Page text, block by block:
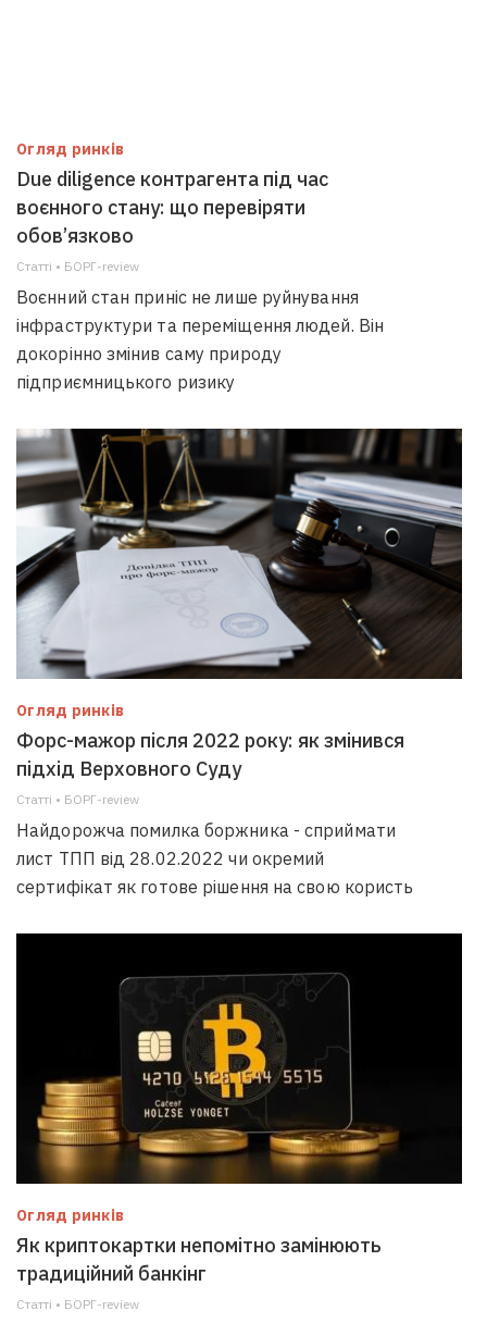
Огляд ринків
Due diligence контрагента під час
воєнного стану: що перевіряти
обов’язково
Статті • БОРГ-review
Воєнний стан приніс не лише руйнування
інфраструктури та переміщення людей. Він
докорінно змінив саму природу
підприємницького ризику
Огляд ринків
Форс-мажор після 2022 року: як змінився
підхід Верховного Суду
Статті • БОРГ-review
Найдорожча помилка боржника - сприймати
лист ТПП від 28.02.2022 чи окремий
сертифікат як готове рішення на свою користь
Огляд ринків
Як криптокартки непомітно замінюють
традиційний банкінг
Статті • БОРГ-review